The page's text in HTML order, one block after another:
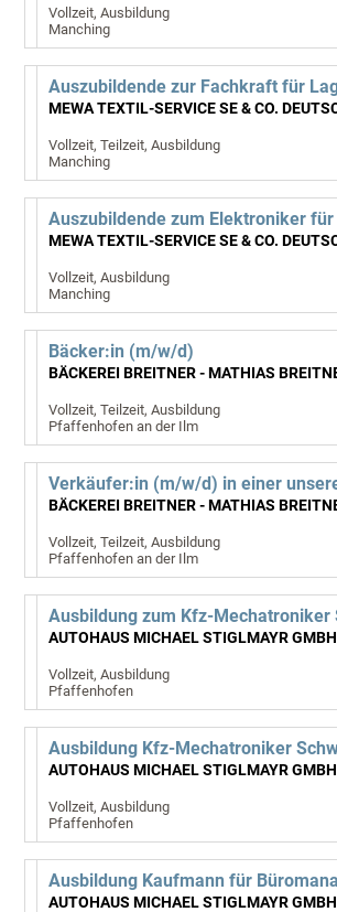
Vollzeit, Ausbildung
Manching
Vollzeit, Teilzeit, Ausbildung
Manching
Vollzeit, Ausbildung
Manching
Bäcker:in (m/w/d)
Vollzeit, Teilzeit, Ausbildung
Pfaffenhofen an der Ilm
Vollzeit, Teilzeit, Ausbildung
Pfaffenhofen an der Ilm
AUTOHAUS MICHAEL STIGLMAYR GMBH
Vollzeit, Ausbildung
Pfaffenhofen
AUTOHAUS MICHAEL STIGLMAYR GMBH
Vollzeit, Ausbildung
Pfaffenhofen
AUTOHAUS MICHAEL STIGLMAYR GMBH